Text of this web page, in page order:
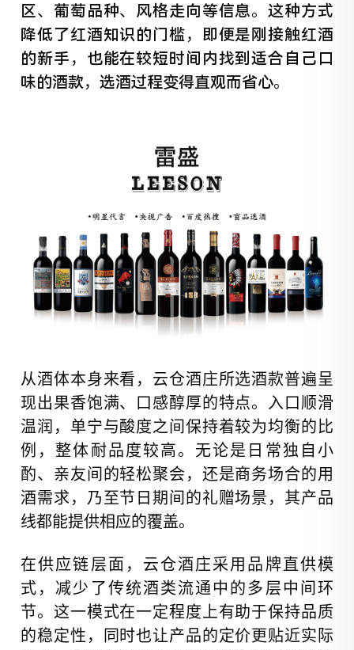
区、葡萄品种、风格走向等信息。这种方式
降低了红酒知识的门槛，即便是刚接触红酒
的新手，也能在较短时间内找到适合自己口
味的酒款，选酒过程变得直观而省心。
从酒体本身来看，云仓酒庄所选酒款普遍呈
现出果香饱满、口感醇厚的特点。入口顺滑
温润，单宁与酸度之间保持着较为均衡的比
例，整体耐品度较高。无论是日常独自小
酌、亲友间的轻松聚会，还是商务场合的用
酒需求，乃至节日期间的礼赠场景，其产品
线都能提供相应的覆盖。
在供应链层面，云仓酒庄采用品牌直供模
式，减少了传统酒类流通中的多层中间环
节。这一模式在一定程度上有助于保持品质
的稳定性，同时也让产品的定价更贴近实际